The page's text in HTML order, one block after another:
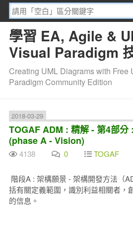
學習 EA, Agile &
Visual Paradigm
Creating UML Diagrams with Free
Paradigm Community Edition
2018-03-29
TOGAF ADM : 精解 - 第4部分
(phase A - Vision)
4138 0 TOGAF
階段A : 架構願景 - 架構開發方法（
括有關定義範圍，識別利益相關者，
的信息。